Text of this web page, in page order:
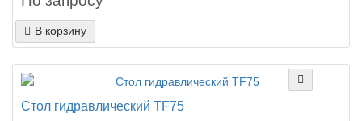
В корзину
Стол гидравлический TF75